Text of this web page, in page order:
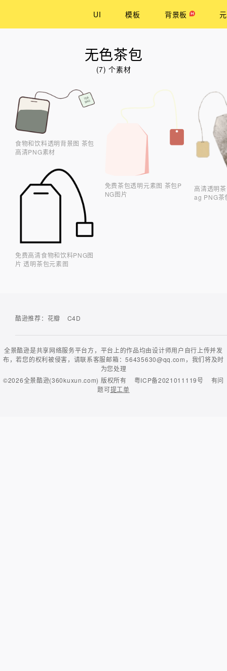
UI 模板 背景板
无色茶包
(7) 个素材
食物和饮料透明背景图 茶包
高清PNG素材
免费高清食物和饮料PNG图
片 透明茶包元素图
免费茶包透明元素图 茶包P
NG图片
高清透明
ag PNG茶
酷逊推荐： 花瓣 C4D
全景酷逊是共享网络服务平台方，平台上的作品均由设计师用户自行上传并发
布，若您的权利被侵害，请联系客服邮箱：56435630@qq.com，我们将及时
为您处理
©2026全景酷逊(360kuxun.com) 版权所有 粤ICP备2021011119号
有问
题可提工单